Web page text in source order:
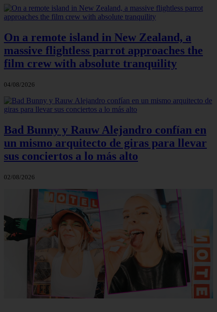
On a remote island in New Zealand, a
massive flightless parrot approaches the
film crew with absolute tranquility
04/08/2026
Bad Bunny y Rauw Alejandro confían en
un mismo arquitecto de giras para llevar
sus conciertos a lo más alto
02/08/2026